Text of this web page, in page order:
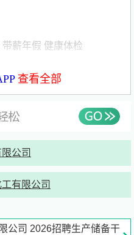
薪年假 健康体检
购、工程分包全流程工
款项办理、交期及施工进度
履约交付。
查看全部
公司
有限公司
公司 2026招聘生产储备干